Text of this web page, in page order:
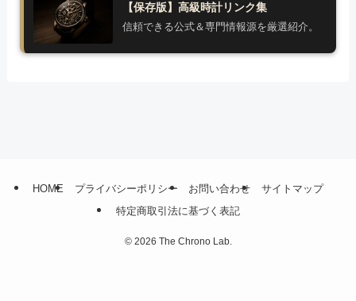
【保存版】高級時計リンク集
信頼できる公式＆専門情報源を厳選紹介。
HOME プライバシーポリシー お問い合わせ
サイトマップ
特定商取引法に基づく表記
©2026 The Chrono Lab.